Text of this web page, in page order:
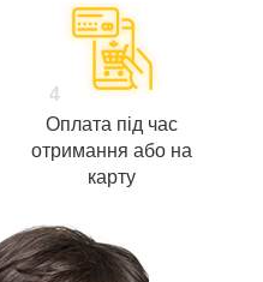
4
Оплата під час
отримання або на
карту